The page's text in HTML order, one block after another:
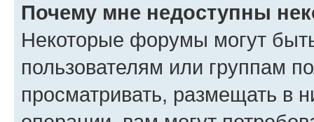
Почему мне недоступны
Некоторые форумы могут
пользователям или группам
просматривать, размещать в